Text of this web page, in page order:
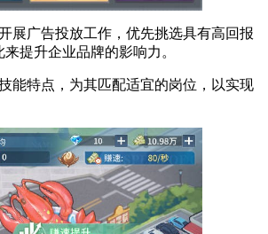
展广告投放工作，优先挑选具有高回报
提升企业品牌的影响力。
能特点，为其匹配适宜的岗位，以实现